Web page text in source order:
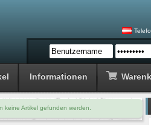
Informationen
Artikel gefunden werden.